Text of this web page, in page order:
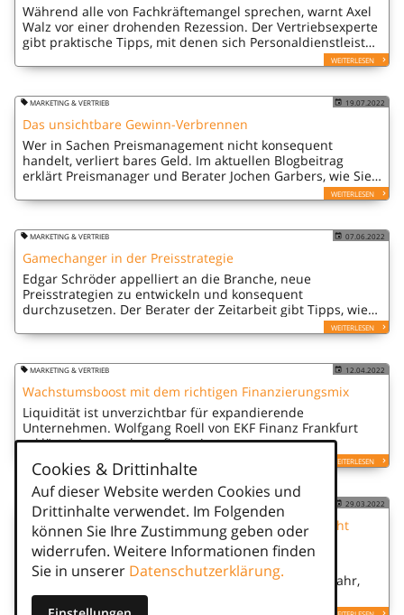
Während alle von Fachkräftemangel sprechen, warnt Axel
Walz vor einer drohenden Rezession. Der Vertriebsexperte
gibt praktische Tipps, mit denen sich Personaldienstleister
WEITERLESEN
MARKETING & VERTRIEB 19.07.2022
Das unsichtbare Gewinn-Verbrennen
Wer in Sachen Preismanagement nicht konsequent
handelt, verliert bares Geld. Im aktuellen Blogbeitrag
erklärt Preismanager und Berater Jochen Garbers, wie Sie
WEITERLESEN
MARKETING & VERTRIEB 07.06.2022
Gamechanger in der Preisstrategie
Edgar Schröder appelliert an die Branche, neue
Preisstrategien zu entwickeln und konsequent
durchzusetzen. Der Berater der Zeitarbeit gibt Tipps, wie
sich der „besondere Service zum Nulltarif“ abschaffen
lässt.
WEITERLESEN
MARKETING & VERTRIEB 12.04.2022
Wachstumsboost mit dem richtigen Finanzierungsmix
Liquidität ist unverzichtbar für expandierende
Unternehmen. Wolfgang Roell von EKF Finanz Frankfurt
erklärt, wie man clever finanziert.
WEITERLESEN
MARKETING & VERTRIEB 29.03.2022
Mindestlohn 12 Euro – eine Chance, die (wieder) nicht
genutzt werden wird
Vertriebsexperte Axel Walz sieht vor allem durch
Unternehmen, die Dumpingpreise aufrufen, die Gefahr,
eine Chance zu verpassen.
Cookies & Drittinhalte
Auf dieser Website werden Cookies und
Drittinhalte verwendet. Im Folgenden
können Sie Ihre Zustimmung geben oder
widerrufen. Weitere Informationen finden
Sie in unserer Datenschutzerklärung.